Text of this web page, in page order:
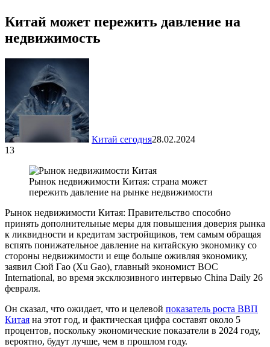
Китай может пережить давление на
недвижимость
Китай сегодня28.02.2024
13
Рынок недвижимости Китая: страна может
пережить давление на рынке недвижимости
Рынок недвижимости Китая: Правительство способно
принять дополнительные меры для повышения доверия рынка
к ликвидности и кредитам застройщиков, тем самым обращая
вспять понижательное давление на китайскую экономику со
стороны недвижимости и еще больше оживляя экономику,
заявил Сюй Гао (Xu Gao), главный экономист BOC
International, во время эксклюзивного интервью China Daily 26
февраля.
Он сказал, что ожидает, что и целевой показатель роста ВВП
Китая на этот год, и фактическая цифра составят около 5
процентов, поскольку экономические показатели в 2024 году,
вероятно, будут лучше, чем в прошлом году.